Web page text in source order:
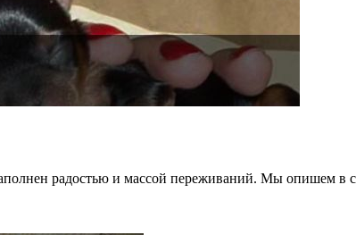
радостью и массой переживаний. Мы опишем в